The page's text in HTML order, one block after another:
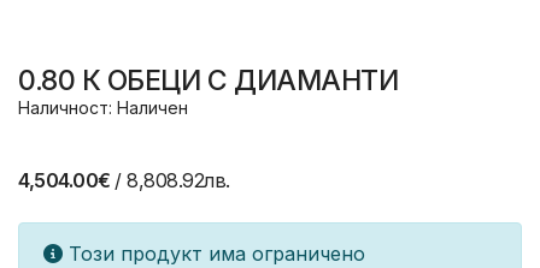
0.80 К ОБЕЦИ С ДИАМАНТИ
Наличност: Наличен
4,504.00€ / 8,808.92лв.
Този продукт има ограничено